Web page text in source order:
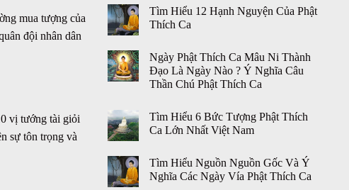
mua tượng của
đội nhân dân
vị tướng tài giỏi
sự tôn trọng và
Tìm Hiểu 12 Hạnh Nguyện Của Phật
Thích Ca
Ngày Phật Thích Ca Mâu Ni Thành
Đạo Là Ngày Nào ? Ý Nghĩa Câu
Thần Chú Phật Thích Ca
Tìm Hiểu 6 Bức Tượng Phật Thích
Ca Lớn Nhất Việt Nam
Tìm Hiểu Nguồn Nguồn Gốc Và Ý
Nghĩa Các Ngày Vía Phật Thích Ca